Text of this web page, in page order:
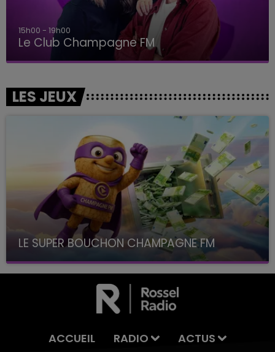
15h00 - 19h00
Le Club Champagne FM
LES JEUX
LE SUPER BOUCHON CHAMPAGNE FM
avec La Famille Champagne FM, à 8H10
ACCUEIL RADIO ACTUS